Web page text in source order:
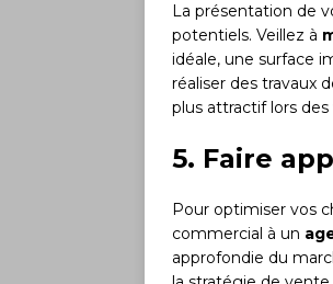
La présentation de
potentiels. Veillez à
idéale, une surface
réaliser des travaux
plus attractif lors des
5. Faire
Pour optimiser vos
commercial à un
approfondie du